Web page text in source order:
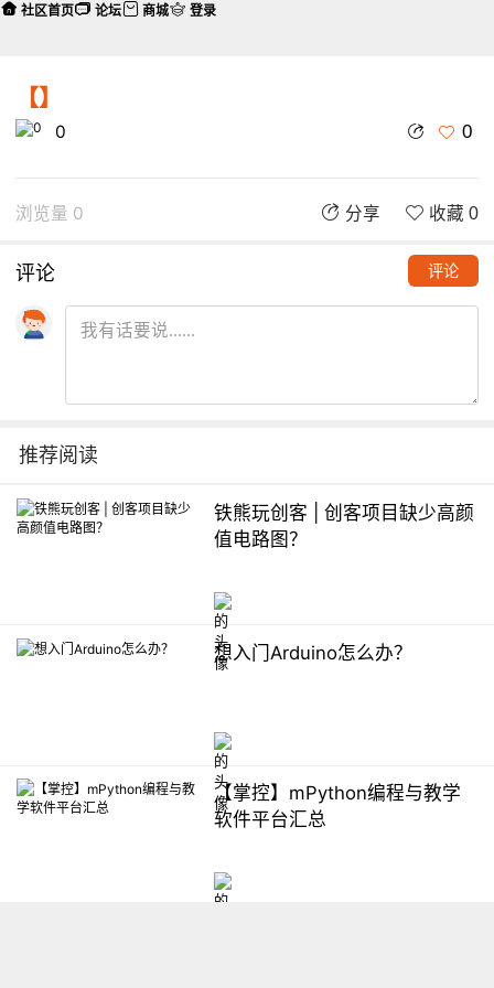
【】
0 0
浏览量 0 分享 收藏 0
评论 评论
推荐阅读
铁熊玩创客 | 创客项目缺少高颜
值电路图？
想入门Arduino怎么办？
【掌控】mPython编程与教学
软件平台汇总
社区首页 论坛 商城 登录